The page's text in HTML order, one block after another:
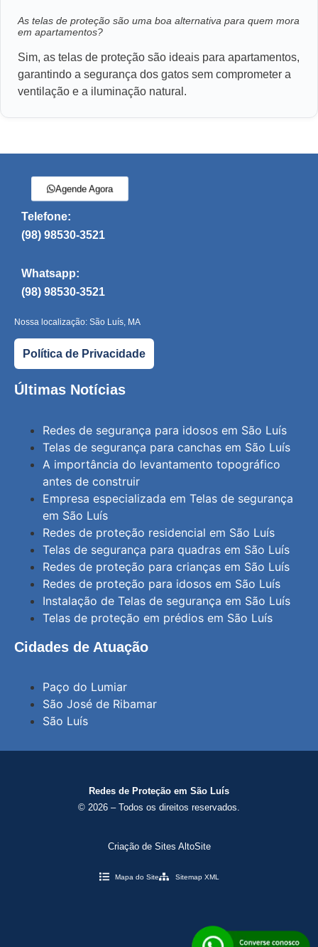
As telas de proteção são uma boa alternativa para quem mora
em apartamentos?
Sim, as telas de proteção são ideais para apartamentos,
garantindo a segurança dos gatos sem comprometer a
ventilação e a iluminação natural.
Agende Agora
Telefone:
(98) 98530-3521
Whatsapp:
(98) 98530-3521
Nossa localização: São Luís, MA
Política de Privacidade
Últimas Notícias
Redes de segurança para idosos em São Luís
Telas de segurança para canchas em São Luís
A importância do levantamento topográfico
antes de construir
Empresa especializada em Telas de segurança
em São Luís
Redes de proteção residencial em São Luís
Telas de segurança para quadras em São Luís
Redes de proteção para crianças em São Luís
Redes de proteção para idosos em São Luís
Instalação de Telas de segurança em São Luís
Telas de proteção em prédios em São Luís
Cidades de Atuação
Paço do Lumiar
São José de Ribamar
São Luís
Redes de Proteção em São Luís
© 2026 – Todos os direitos reservados.
Criação de Sites AltoSite
Mapa do Site Sitemap XML